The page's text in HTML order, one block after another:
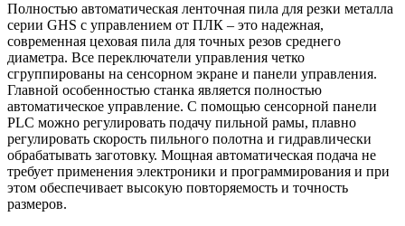
Полностью автоматическая ленточная пила для резки металла
серии GHS с управлением от ПЛК – это надежная,
современная цеховая пила для точных резов среднего
диаметра. Все переключатели управления четко
сгруппированы на сенсорном экране и панели управления.
Главной особенностью станка является полностью
автоматическое управление. С помощью сенсорной панели
PLC можно регулировать подачу пильной рамы, плавно
регулировать скорость пильного полотна и гидравлически
обрабатывать заготовку. Мощная автоматическая подача не
требует применения электроники и программирования и при
этом обеспечивает высокую повторяемость и точность
размеров.